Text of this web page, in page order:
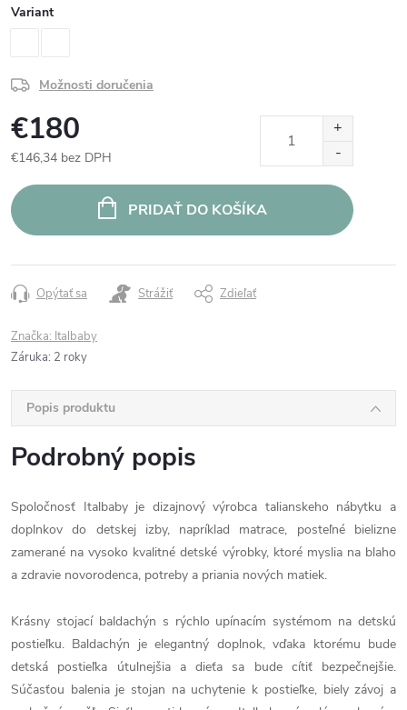
Variant
Možnosti doručenia
€180
€146,34 bez DPH
cena:
PRIDAŤ DO KOŠÍKA
Opýtať sa Strážiť Zdieľať
Značka: Italbaby
Záruka: 2 roky
Popis produktu
Podrobný popis
Spoločnosť Italbaby je dizajnový výrobca talianskeho nábytku a
doplnkov do detskej izby, napríklad matrace, posteľné bielizne
zamerané na vysoko kvalitné detské výrobky, ktoré myslia na blaho
a zdravie novorodenca, potreby a priania nových matiek.
Krásny stojací baldachýn s rýchlo upínacím systémom na detskú
postieľku. Baldachýn je elegantný doplnok, vďaka ktorému bude
detská postieľka útulnejšia a dieťa sa bude cítiť bezpečnejšie.
Súčasťou balenia je stojan na uchytenie k postieľke, biely závoj a